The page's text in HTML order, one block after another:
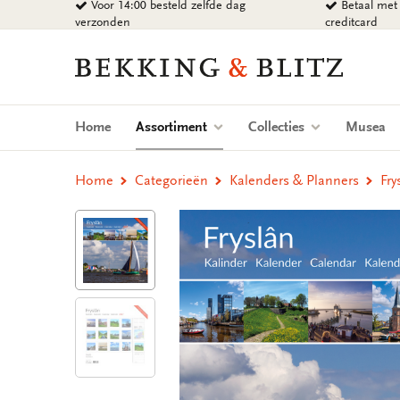
naar
Voor 14:00 besteld zelfde dag
verzonden
Betaal
creditcard
Bekking
Blitz
Uitgevers
Home Assortiment (current)Collecties Musea
Home Categorieën Kalenders & Planners